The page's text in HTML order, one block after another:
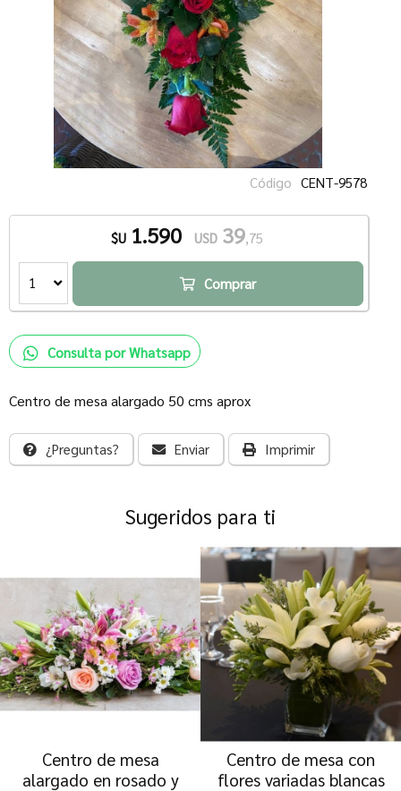
Código CENT-9578
$U 1.590 USD 39,75
1 Comprar
Consulta por Whatsapp
Centro de mesa alargado 50 cms aprox
¿Preguntas? Enviar Imprimir
Sugeridos para ti
Centro de mesa
alargado en rosado y
Centro de mesa con
flores variadas blancas